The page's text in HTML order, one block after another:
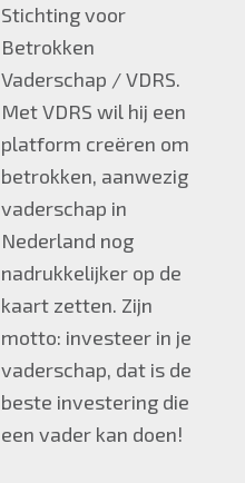
Stichting voor
Betrokken
Vaderschap / VDRS.
Met VDRS wil hij een
platform creëren om
betrokken, aanwezig
vaderschap in
Nederland nog
nadrukkelijker op de
kaart zetten. Zijn
motto: investeer in je
vaderschap, dat is de
beste investering die
een vader kan doen!